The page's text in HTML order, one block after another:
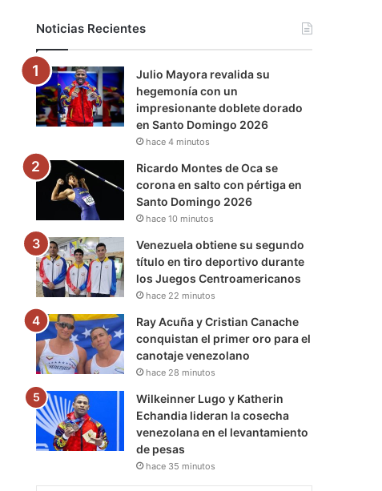
o
k
r
e
r
a
m
a
m
Noticias Recientes
Julio Mayora revalida su
hegemonía con un
impresionante doblete dorado
en Santo Domingo 2026
hace 4 minutos
Ricardo Montes de Oca se
corona en salto con pértiga en
Santo Domingo 2026
hace 10 minutos
Venezuela obtiene su segundo
título en tiro deportivo durante
los Juegos Centroamericanos
hace 22 minutos
Ray Acuña y Cristian Canache
conquistan el primer oro para el
canotaje venezolano
hace 28 minutos
Wilkeinner Lugo y Katherin
Echandia lideran la cosecha
venezolana en el levantamiento
de pesas
hace 35 minutos